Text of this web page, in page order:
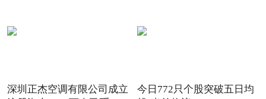
深圳正杰空调有限公司成立
今日772只个股突破五日均